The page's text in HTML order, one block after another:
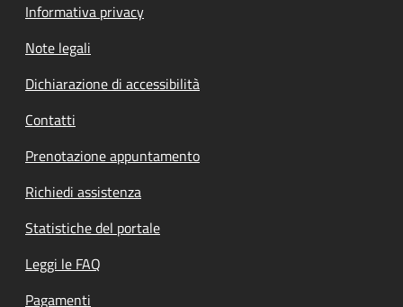
Informativa privacy
Note legali
Dichiarazione di accessibilità
Contatti
Prenotazione appuntamento
Richiedi assistenza
Statistiche del portale
Leggi le FAQ
Pagamenti